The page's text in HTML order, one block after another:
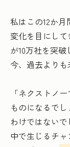
私はこの12か
変化を目にし
が10万社を突
今、過去よりも
「ネクストノ
ものになるで
わけではない
中で生じるチ